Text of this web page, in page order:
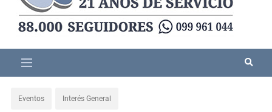
Eventos Interés General